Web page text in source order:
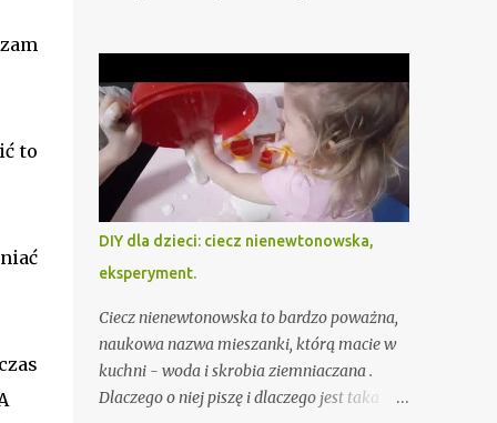
to
oczywiście sprawdzone przez moje dzieci
"Pytania dla dzieci - zabawy słowne na
podróż i nudę" - do pobrania tutaj - ale jeśli
i to nie wystarczy podpowiadam jeszcze 15
gier słownych, wśród których na pewno
znajdziesz coś fajnego akurat dla Twojego
dziecka lub całej rodziny. To typowe gry
słowne, do których nie potrzebujesz
żadnych dodatkowych akcesoriów,
sprawdzą się więc szczególnie jako sposób
na nudę w samolocie czy aucie.
DIY dla dzieci: ciecz nienewtonowska,
eksperyment.
Ciecz nienewtonowska to bardzo poważna,
naukowa nazwa mieszanki, którą macie w
kuchni - woda i skrobia ziemniaczana .
Dlaczego o niej piszę i dlaczego jest taka